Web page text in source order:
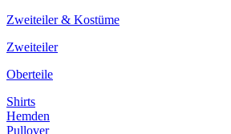
Zweiteiler & Kostüme
Zweiteiler
Oberteile
Shirts
Hemden
Pullover